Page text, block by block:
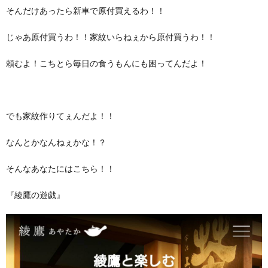
そんだけあったら新車で原付買えるわ！！
じゃあ原付買うわ！！家紋いらねぇから原付買うわ！！
頼むよ！こちとら毎日の食うもんにも困ってんだよ！
でも家紋作りてぇんだよ！！
なんとかなんねぇかな！？
そんなあなたにはこちら！！
『綾鷹の遊戯』